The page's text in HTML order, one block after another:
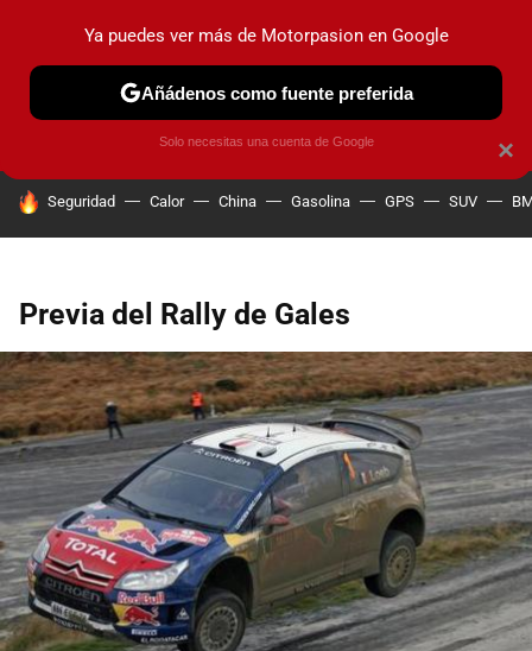
PRUEBAS COCHES ELÉCTRICOS OBSERVATORIO
HOY SE HABLA DE
Seguridad Calor China Gasolina GPS SUV
Previa del Rally de Gales
×
Ya puedes ver más de Motorpasion en Google
Añádenos como fuente preferida
Solo necesitas una cuenta de Google